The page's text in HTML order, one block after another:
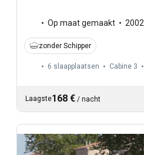
Op maat gemaakt 2002
zonder Schipper
6 slaapplaatsen Cabine 3
Laagste168 € / nacht